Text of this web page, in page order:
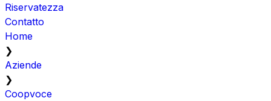
Riservatezza
Contatto
Home
❯
Aziende
❯
Coopvoce